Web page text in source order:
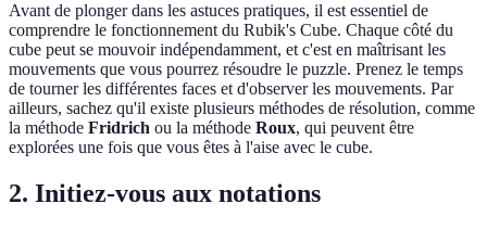
Avant de plonger dans les astuces pratiques, il est essentiel de
comprendre le fonctionnement du Rubik's Cube. Chaque côté du
cube peut se mouvoir indépendamment, et c'est en maîtrisant les
mouvements que vous pourrez résoudre le puzzle. Prenez le temps
de tourner les différentes faces et d'observer les mouvements. Par
ailleurs, sachez qu'il existe plusieurs méthodes de résolution, comme
la méthode Fridrich ou la méthode Roux, qui peuvent être
explorées une fois que vous êtes à l'aise avec le cube.
2. Initiez-vous aux notations